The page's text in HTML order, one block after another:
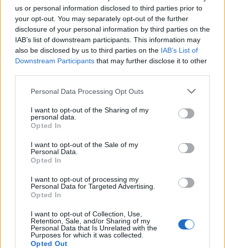
us or personal information disclosed to third parties prior to
your opt-out. You may separately opt-out of the further
disclosure of your personal information by third parties on the
IAB’s list of downstream participants. This information may
also be disclosed by us to third parties on the IAB’s List of
Downstream Participants that may further disclose it to other
Personal Data Processing Opt Outs
I want to opt-out of the Sharing of my
personal data.
Opted In
I want to opt-out of the Sale of my
Personal Data.
Opted In
I want to opt-out of processing my
Personal Data for Targeted Advertising.
Opted In
I want to opt-out of Collection, Use,
Retention, Sale, and/or Sharing of my
Personal Data that Is Unrelated with the
Purposes for which it was collected.
Opted Out